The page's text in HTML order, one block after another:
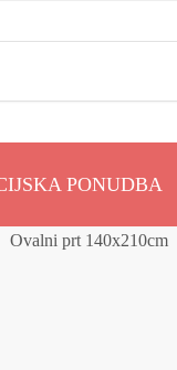
PONUDBA
Ovalni prt 140x210cm